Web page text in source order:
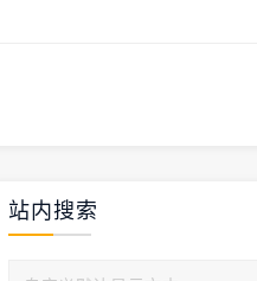
站内搜索